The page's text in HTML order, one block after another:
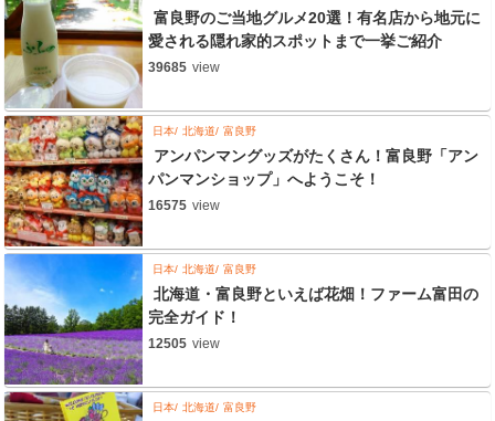
富良野のご当地グルメ20選！有名店から地元に
愛される隠れ家的スポットまで一挙ご紹介
39685 view
日本 北海道 富良野
アンパンマングッズがたくさん！富良野「アン
パンマンショップ」へようこそ！
16575 view
日本 北海道 富良野
北海道・富良野といえば花畑！ファーム富田の
完全ガイド！
12505 view
日本 北海道 富良野